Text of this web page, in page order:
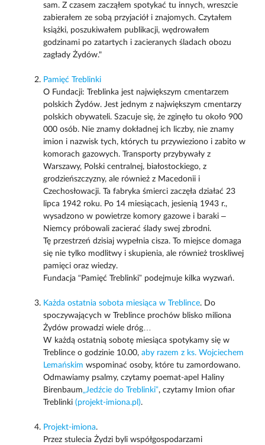
sam. Z czasem zacząłem spotykać tu innych, wreszcie
zabierałem ze sobą przyjaciół i znajomych. Czytałem
książki, poszukiwałem publikacji, wędrowałem
godzinami po zatartych i zacieranych śladach obozu
zagłady Żydów."
Pamięć Treblinki
O Fundacji: Treblinka jest największym cmentarzem
polskich Żydów. Jest jednym z największym cmentarzy
polskich obywateli. Szacuje się, że zginęło tu około 900
000 osób. Nie znamy dokładnej ich liczby, nie znamy
imion i nazwisk tych, których tu przywieziono i zabito w
komorach gazowych. Transporty przybywały z
Warszawy, Polski centralnej, białostockiego, z
grodzieńszczyzny, ale również z Macedonii i
Czechosłowacji. Ta fabryka śmierci zaczęła działać 23
lipca 1942 roku. Po 14 miesiącach, jesienią 1943 r.,
wysadzono w powietrze komory gazowe i baraki –
Niemcy próbowali zacierać ślady swej zbrodni.
Tę przestrzeń dzisiaj wypełnia cisza. To miejsce domaga
się nie tylko modlitwy i skupienia, ale również troskliwej
pamięci oraz wiedzy.
Fundacja “Pamięć Treblinki” podejmuje kilka wyzwań.
Każda ostatnia sobota miesiąca w Treblince. Do
spoczywających w Treblince prochów blisko miliona
Żydów prowadzi wiele dróg…
W każdą ostatnią sobotę miesiąca spotykamy się w
Treblince o godzinie 10.00, aby razem z ks. Wojciechem
Lemańskim wspominać osoby, które tu zamordowano.
Odmawiamy psalmy, czytamy poemat-apel Haliny
Birenbaum„Jedźcie do Treblinki”, czytamy Imion ofiar
Treblinki (projekt-imiona.pl).
Projekt-imiona.
Przez stulecia Żydzi byli współgospodarzami